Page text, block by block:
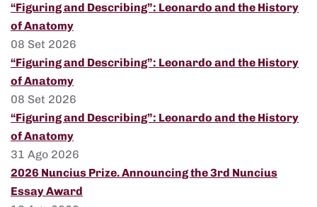
“Figuring and Describing”: Leonardo and the History
of Anatomy
08 Set 2026
“Figuring and Describing”: Leonardo and the History
of Anatomy
08 Set 2026
“Figuring and Describing”: Leonardo and the History
of Anatomy
31 Ago 2026
2026 Nuncius Prize. Announcing the 3rd Nuncius
Essay Award